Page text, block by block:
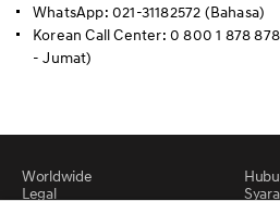
WhatsApp: 021-31182572 (Bahasa)
Korean Call Center: 0 800 1 878
- Jumat)
Worldwide
Legal